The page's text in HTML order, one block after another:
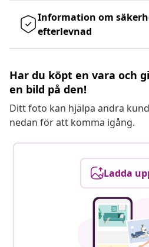
Information om
efterlevnad
Har du köpt en vara och
en bild på den!
Ditt foto kan hjälpa andra
nedan för att komma igång.
Ladda